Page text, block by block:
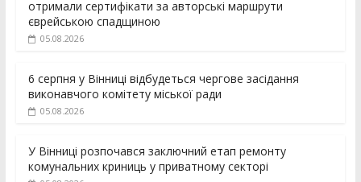
отримали сертифікати за авторські маршрути
єврейською спадщиною
05.08.2026
6 серпня у Вінниці відбудеться чергове засідання
виконавчого комітету міської ради
05.08.2026
У Вінниці розпочався заключний етап ремонту
комунальних криниць у приватному секторі